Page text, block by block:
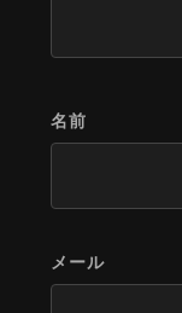
名前
メール